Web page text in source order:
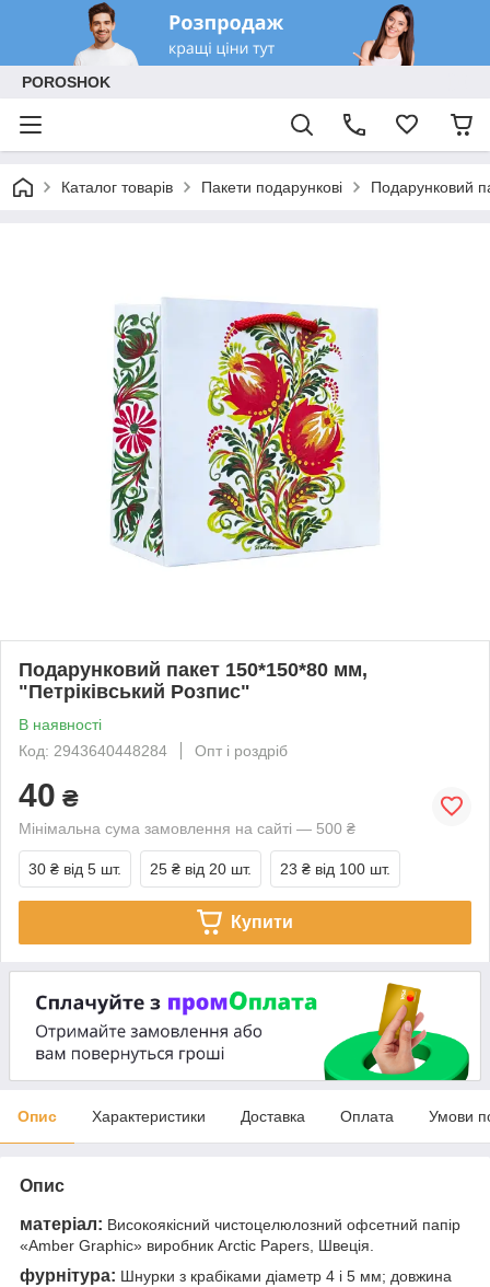
POROSHOK
Каталог товарів Пакети подарункові Подарунковий
Подарунковий пакет 150*150*80 мм,
"Петріківський Розпис"
В наявності
Код: 2943640448284
Опт і роздріб
40 ₴
Мінімальна сума замовлення на сайті — 500 ₴
30 ₴ від 5 шт. 25 ₴ від 20 шт. 23 ₴ від 100 шт.
Купити
Опис Характеристики Доставка Оплата Умови
Опис
матеріал: Високоякісний чистоцелюлозний офсетний папір
«Amber Graphic» виробник Arctic Papers, Швеція.
фурнітура: Шнурки з крабіками діаметр 4 і 5 мм; довжина